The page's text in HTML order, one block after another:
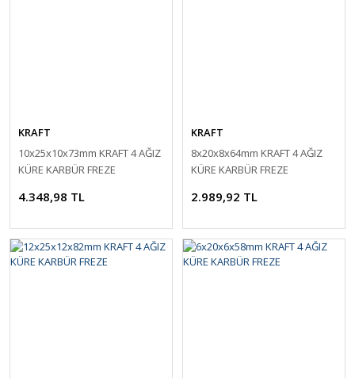
KRAFT
10x25x10x73mm KRAFT 4 AĞIZ
KÜRE KARBÜR FREZE
4.348,98 TL
KRAFT
8x20x8x64mm KRAFT 4 AĞIZ
KÜRE KARBÜR FREZE
2.989,92 TL